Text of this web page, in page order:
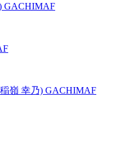
GACHIMAF
嶺 幸乃) GACHIMAF